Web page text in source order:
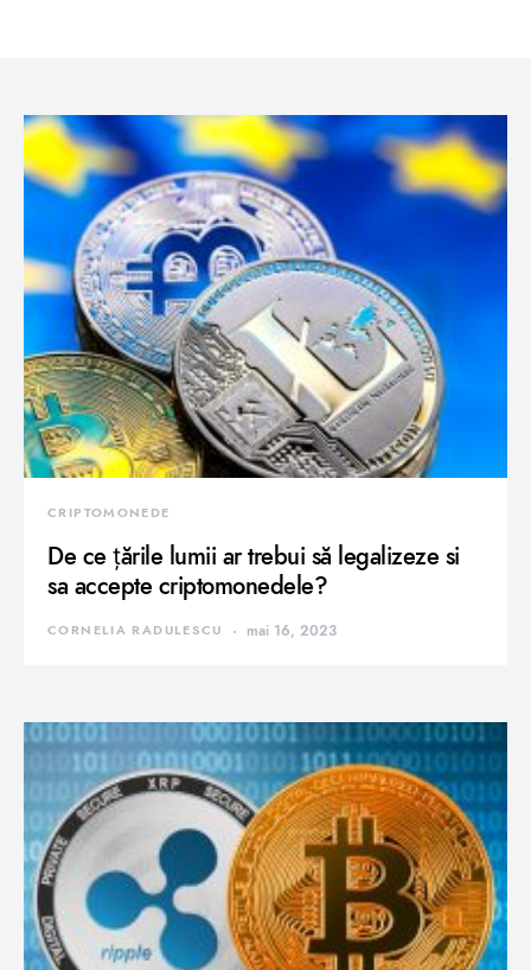
CRIPTOMONEDE
De ce țările lumii ar trebui să legalizeze si
sa accepte criptomonedele?
CORNELIA RADULESCU mai 16, 2023